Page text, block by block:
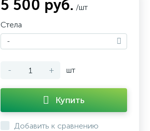
5 500 руб. /шт
Стела
-
- + шт
Купить
Добавить к сравнению